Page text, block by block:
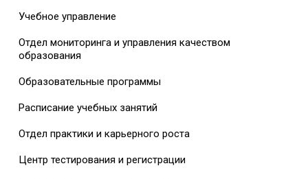
Учебное управление
Отдел мониторинга и управления качеством
образования
Образовательные программы
Расписание учебных занятий
Отдел практики и карьерного роста
Центр тестирования и регистрации